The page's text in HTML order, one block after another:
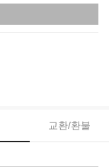
교환/환불